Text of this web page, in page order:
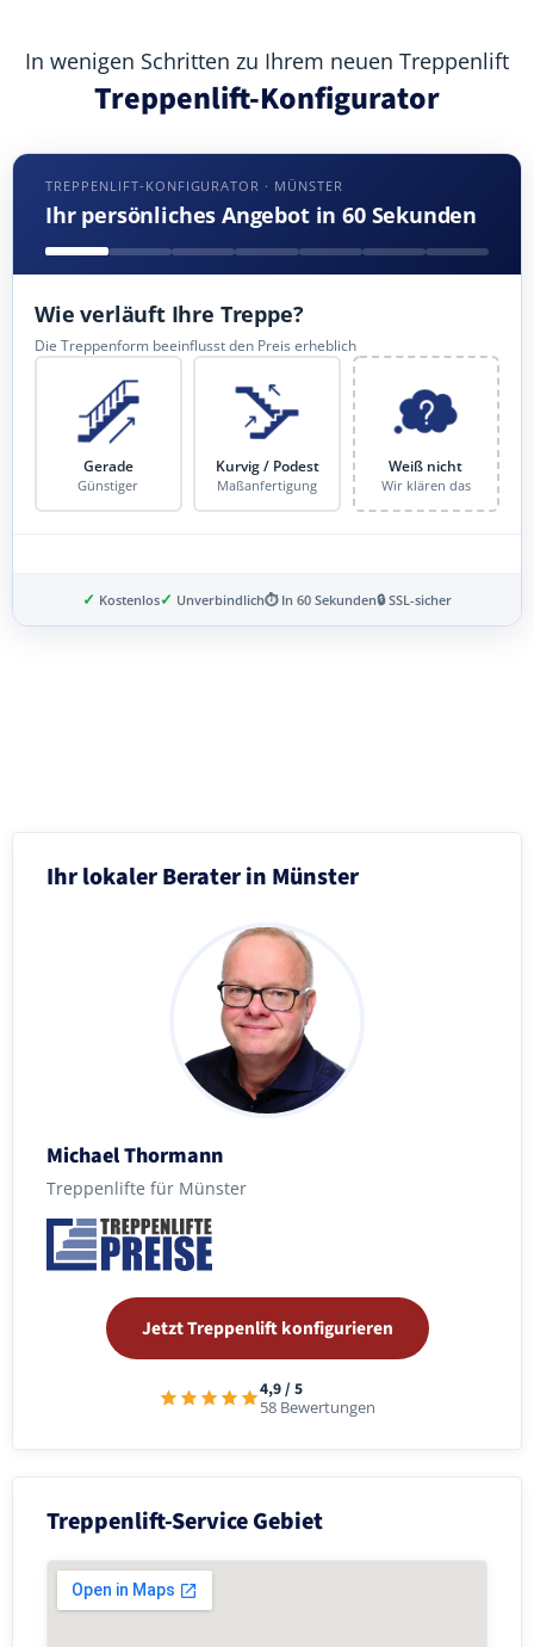
In wenigen Schritten zu Ihrem neuen Treppenlift
Treppenlift-Konfigurator
TREPPENLIFT-KONFIGURATOR · MÜNSTER
Ihr persönliches Angebot in 60 Sekunden
Wie verläuft Ihre Treppe?
Die Treppenform beeinflusst den Preis erheblich
Gerade
Günstiger
Kurvig / Podest
Maßanfertigung
Weiß nicht
Wir klären das
✓ Kostenlos✓ Unverbindlich⏱ In 60 Sekunden🔒 SSL-sicher
Ihr lokaler Berater in Münster
Michael Thormann
Treppenlifte für Münster
Jetzt Treppenlift konfigurieren
4,9 / 5
58 Bewertungen
Treppenlift-Service Gebiet